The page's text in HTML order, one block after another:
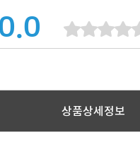
상품상세정보